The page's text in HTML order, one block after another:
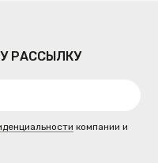
РАССЫЛКУ
компании и